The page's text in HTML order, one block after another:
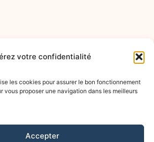
votre confidentialité
les cookies pour assurer le bon fonctionnement
vous proposer une navigation dans les meilleurs
Accepter